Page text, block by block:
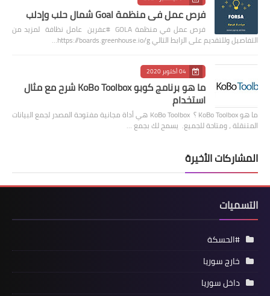
فرص عمل في منظمة Goal شمال حلب وإدلب
فرص عمل في منظمة GOLA #عفرين عامل نظافة لمزيد من
التفاصيل وللتقديم على الرابط التالي https://boards.greenhouse.io/g…
04 أكتوبر 2020
ما هو برنامج كوبو KoBo Toolbox شرح مع مثال
استخدام
ما هو KoBo Toolbox ؟ KoBo Toolbox هي أداة مجانية مفتوحة المصدر لجمع البيانات
المتنقلة ، ومتاحة للجميع. يسمح لك بجمع …
المشاركات الأخيرة
التسميات
#الحسكة
خارج سوريا
داخل سوريا